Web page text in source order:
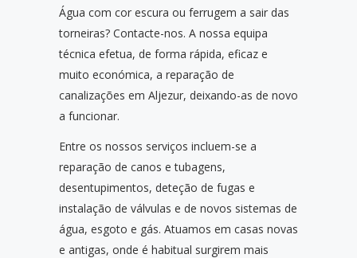
Água com cor escura ou ferrugem a sair das
torneiras? Contacte-nos. A nossa equipa
técnica efetua, de forma rápida, eficaz e
muito económica, a reparação de
canalizações em Aljezur, deixando-as de novo
a funcionar.
Entre os nossos serviços incluem-se a
reparação de canos e tubagens,
desentupimentos, deteção de fugas e
instalação de válvulas e de novos sistemas de
água, esgoto e gás. Atuamos em casas novas
e antigas, onde é habitual surgirem mais